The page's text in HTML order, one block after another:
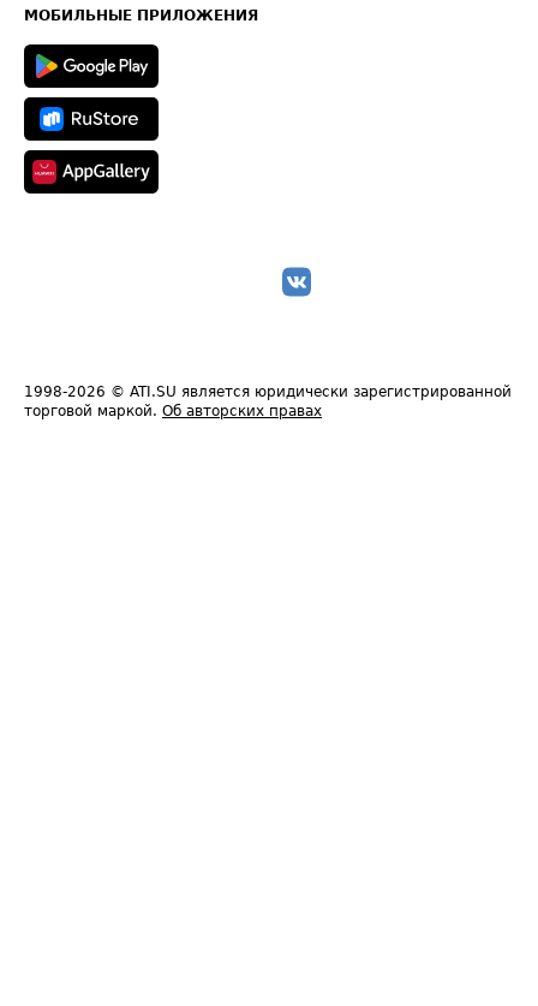
Техническая информация
МОБИЛЬНЫЕ ПРИЛОЖЕНИЯ
1998-2026 © ATI.SU является юридически зарегистрированной
торговой маркой. Об авторских правах